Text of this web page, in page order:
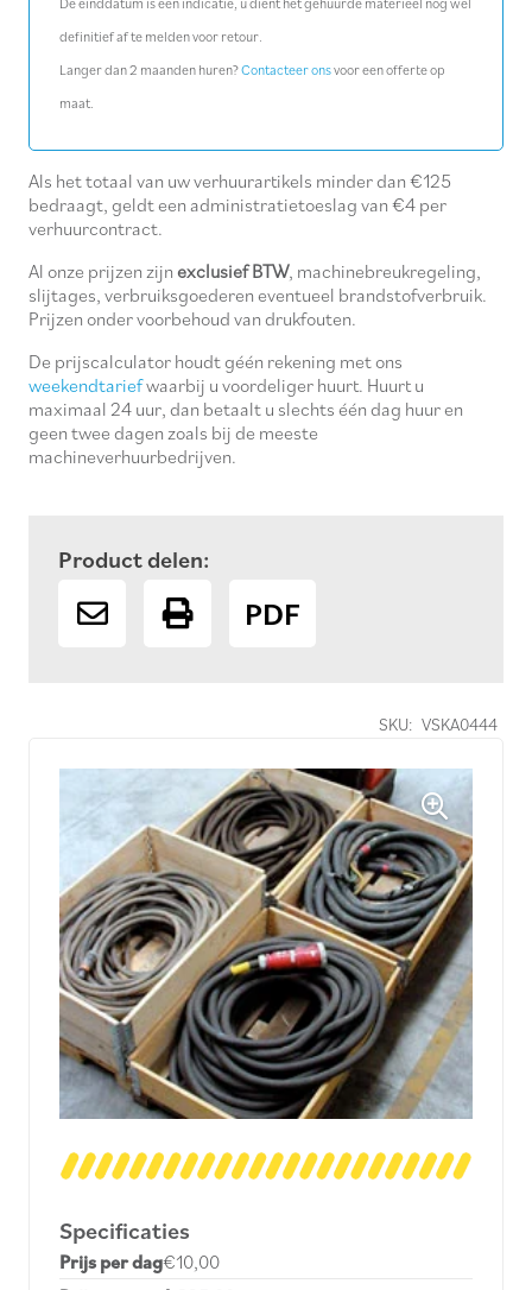
SKU: VSKA0444
Specificaties
Prijs per dag€10,00
1,5
m
aantal
definitief af te melden voor retour.
Langer dan 2 maanden huren?Contacteer onsvoor een offerte op
maat.
Als het totaal van uw verhuurartikels minder dan €125
bedraagt, geldt een administratietoeslag van €4 per
verhuurcontract.
Al onze prijzen zijn exclusief BTW, machinebreukregeling,
slijtages, verbruiksgoederen eventueel brandstofverbruik.
Prijzen onder voorbehoud van drukfouten.
De prijscalculator houdt géén rekening met ons
weekendtariefwaarbij u voordeliger huurt. Huurt u
maximaal 24 uur, dan betaalt u slechts één dag huur en
geen twee dagen zoals bij de meeste
machineverhuurbedrijven.
Product delen:
PDF